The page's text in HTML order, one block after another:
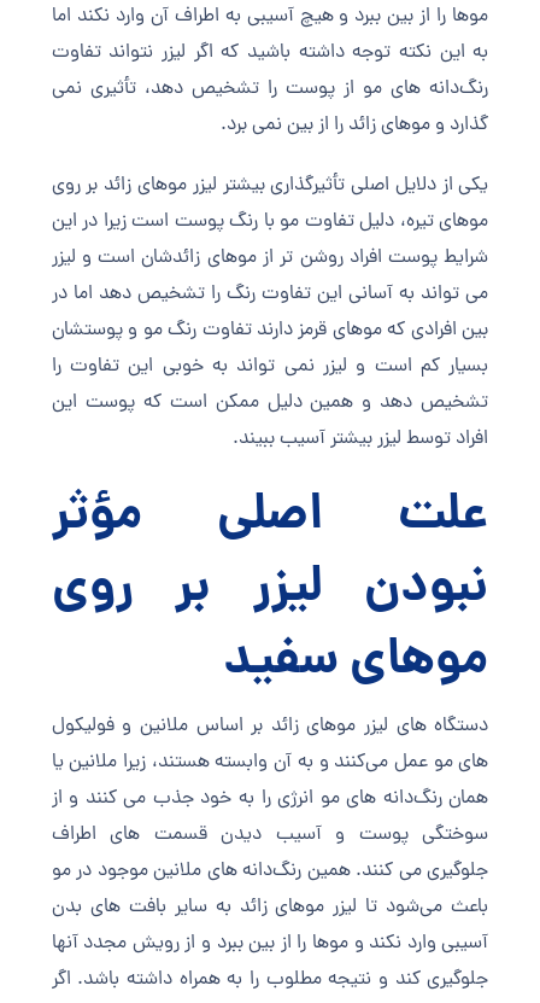
موها را از بین ببرد و هیچ آسیبی به اطراف آن وارد نکند اما
به این نکته توجه داشته باشید که اگر لیزر نتواند تفاوت
رنگ‌دانه های مو از پوست را تشخیص دهد، تأثیری نمی
گذارد و موهای زائد را از بین نمی برد.
یکی از دلایل اصلی تأثیرگذاری بیشتر لیزر موهای زائد بر روی
موهای تیره، دلیل تفاوت مو با رنگ پوست است زیرا در این
شرایط پوست افراد روشن تر از موهای زائدشان است و لیزر
می تواند به آسانی این تفاوت رنگ را تشخیص دهد اما در
بین افرادی که موهای قرمز دارند تفاوت رنگ مو و پوستشان
بسیار کم است و لیزر نمی تواند به خوبی این تفاوت را
تشخیص دهد و همین دلیل ممکن است که پوست این
افراد توسط لیزر بیشتر آسیب ببیند.
علت اصلی مؤثر
نبودن لیزر بر روی
موهای سفید
دستگاه های لیزر موهای زائد بر اساس ملانین و فولیکول
های مو عمل می‌کنند و به آن وابسته هستند، زیرا ملانین یا
همان رنگ‌دانه های مو انرژی را به خود جذب می کنند و از
سوختگی پوست و آسیب دیدن قسمت های اطراف
جلوگیری می کنند. همین رنگ‌دانه های ملانین موجود در مو
باعث می‌شود تا لیزر موهای زائد به سایر بافت های بدن
آسیبی وارد نکند و موها را از بین ببرد و از رویش مجدد آنها
جلوگیری کند و نتیجه مطلوب را به همراه داشته باشد. اگر